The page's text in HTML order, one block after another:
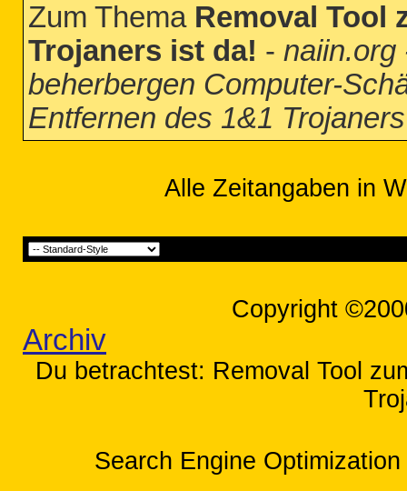
Zum Thema Removal Tool
Trojaners ist da! - naiin.org
beherbergen Computer-
Entfernen des 1&1
Alle Zeitangaben in
Copyright
Archiv
Du betrachtest: Removal Tool
Search Engine